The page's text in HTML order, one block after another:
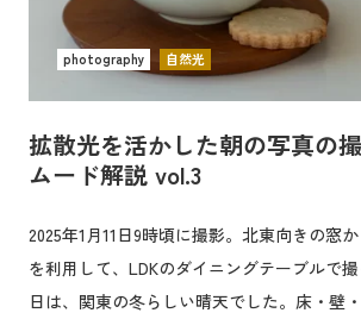
拡散光を活かした朝の写真の
ムード解説 vol.3
2025年1月11日9時頃に撮影。北東向きの窓
を利用して、LDKのダイニングテーブルで
日は、関東の冬らしい晴天でした。床・壁
photography 自然光